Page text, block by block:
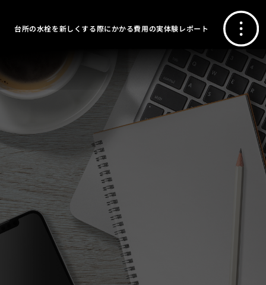
台所の水栓を新しくする際にかかる費用の実体験レポート